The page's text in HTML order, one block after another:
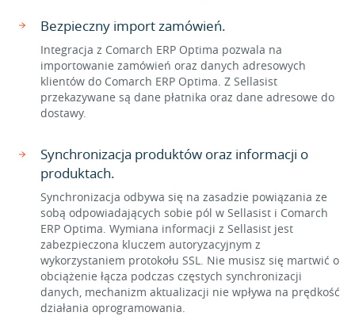
Bezpieczny import zamówień.
Integracja z Comarch ERP Optima pozwala na
importowanie zamówień oraz danych adresowych
klientów do Comarch ERP Optima. Z Sellasist
przekazywane są dane płatnika oraz dane adresowe do
dostawy.
Synchronizacja produktów oraz informacji o
produktach.
Synchronizacja odbywa się na zasadzie powiązania ze
sobą odpowiadających sobie pól w Sellasist i Comarch
ERP Optima. Wymiana informacji z Sellasist jest
zabezpieczona kluczem autoryzacyjnym z
wykorzystaniem protokołu SSL. Nie musisz się martwić o
obciążenie łącza podczas częstych synchronizacji
danych, mechanizm aktualizacji nie wpływa na prędkość
działania oprogramowania.